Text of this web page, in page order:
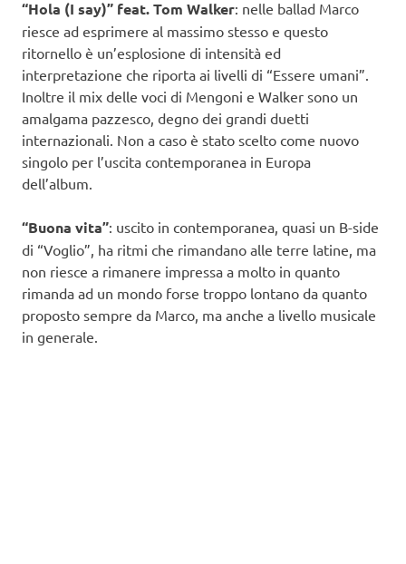
“Hola (I say)” feat. Tom Walker: nelle ballad Marco
riesce ad esprimere al massimo stesso e questo
ritornello è un’esplosione di intensità ed
interpretazione che riporta ai livelli di “Essere umani”.
Inoltre il mix delle voci di Mengoni e Walker sono un
amalgama pazzesco, degno dei grandi duetti
internazionali. Non a caso è stato scelto come nuovo
singolo per l’uscita contemporanea in Europa
dell’album.
“Buona vita”: uscito in contemporanea, quasi un B-side
di “Voglio”, ha ritmi che rimandano alle terre latine, ma
non riesce a rimanere impressa a molto in quanto
rimanda ad un mondo forse troppo lontano da quanto
proposto sempre da Marco, ma anche a livello musicale
in generale.